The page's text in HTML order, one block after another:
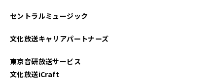
セントラルミュージック
文化放送キャリアパートナーズ
東京音研放送サービス
文化放送iCraft